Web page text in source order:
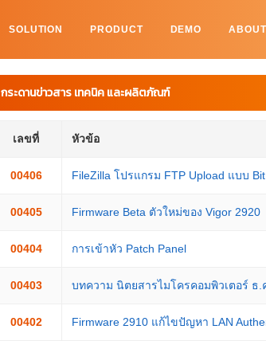
SOLUTION PRODUCT DEMO
กระดานข่าวสาร เทคนิค และผลิตภัณฑ์
เลขที่ หัวข้อ
00406 FileZilla โปรแกรม FTP Upload แบบ
00405 Firmware Beta ตัวใหม่ของ Vigor 2920
00404 การเข้าหัว Patch Panel
00403 บทความ นิตยสารไมโครคอมพิวเตอร์ ธ.
00402 Firmware 2910 แก้ไขปัญหา LAN